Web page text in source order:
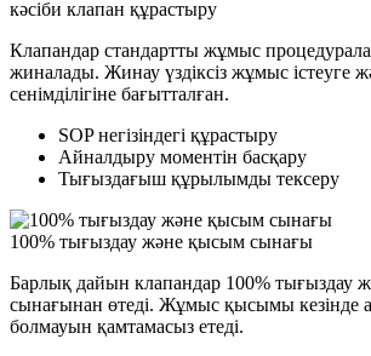
кәсіби клапан құрастыру
Клапандар стандартты жұмыс
жиналады. Жинау үздіксіз жұмыс істеуге
сенімділігіне бағытталған.
SOP негізіндегі құрастыру
Айналдыру моментін басқару
Тығыздағыш құрылымды тексеру
100% тығыздау және қысым сынағы
Барлық дайын клапандар 100% тығыздау
сынағынан өтеді. Жұмыс қысымы кезінде
болмауын қамтамасыз етеді.